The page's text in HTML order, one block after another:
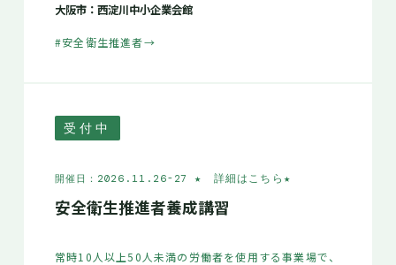
大阪市：西淀川中小企業会館
#安全衛生推進者→
受付中
開催日：2026.11.26-27★ 詳細はこちら★
安全衛生推進者養成講習
常時10人以上50人未満の労働者を使用する事業場で、